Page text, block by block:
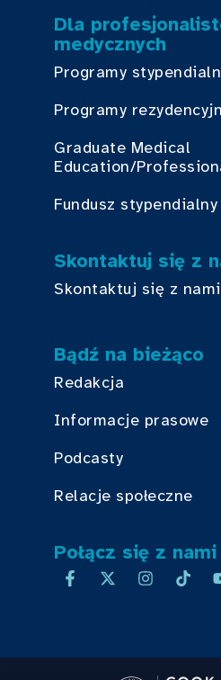
Dla
medycznych
Programy
Programy
Graduate Medical
Education/
Fundusz
Skontaktuj się z
Skontaktuj się z nami
Bądź na bieżąco
Redakcja
Informacje prasowe
Podcasty
Relacje społeczne
Połącz się z nami